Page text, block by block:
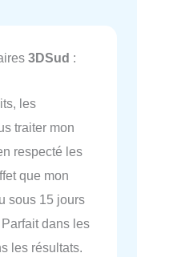
3DSud :
les
traiter mon
respecté les
que mon
sous 15 jours
dans les
les résultats.